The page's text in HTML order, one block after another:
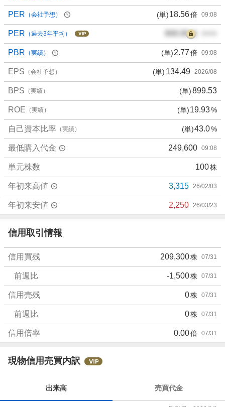
PER （会社予想） (単)18.56倍 09:08
PER （過去3年平均） 000.00倍
PBR （実績） (単)2.77倍 09:08
EPS （会社予想） (単) 134.49 2026/08
BPS （実績） (単)899.53
ROE （実績） (単)19.93%
自己資本比率 （実績） (単)43.0%
最低購入代金 249,600 09:08
単元株数 100株
年初来高値 3,315 26/02/03
年初来安値 2,250 26/03/23
信用取引情報
信用買残 209,300株 07/31
前週比 -1,500株 07/31
信用売残 0株 07/31
前週比 0株 07/31
信用倍率 0.00倍 07/31
現物信用売買内訳
出来高 売買代金